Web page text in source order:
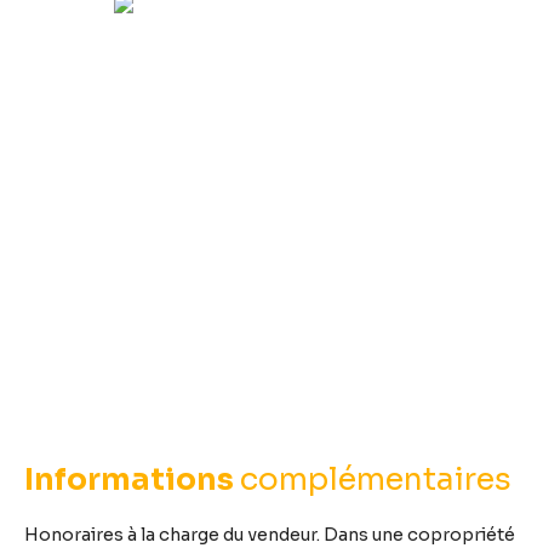
Informations complémentaires
Honoraires à la charge du vendeur. Dans une copropriété